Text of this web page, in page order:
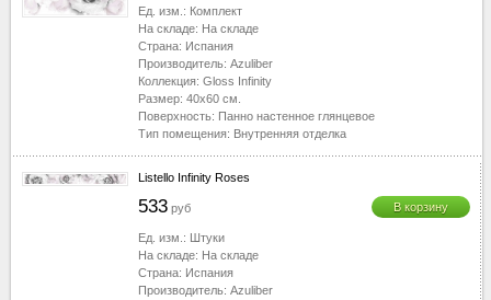
Ед. изм.: Комплект
На складе: На складе
Страна: Испания
Производитель: Azuliber
Коллекция: Gloss Infinity
Размер: 40x60 см.
Поверхность: Панно настенное глянцевое
Тип помещения: Внутренняя отделка
Listello Infinity Roses
533 руб В корзину
Ед. изм.: Штуки
На складе: На складе
Страна: Испания
Производитель: Azuliber